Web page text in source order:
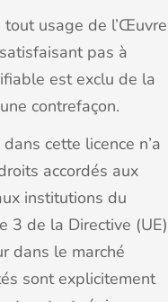
tout usage de l’Œuvre
pas à
est exclu de la
contrefaçon.
dans cette licence n’a
accordés aux
institutions du
3 de la Directive (UE)
dans le marché
sont explicitement